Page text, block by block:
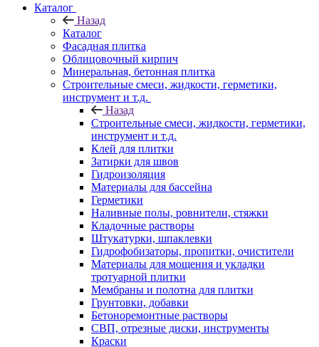
Каталог
Назад
Каталог
Фасадная плитка
Облицовочный кирпич
Минеральная, бетонная плитка
Строительные смеси, жидкости, герметики,
инструмент и т.д.
Назад
Строительные смеси, жидкости, герметики,
инструмент и т.д.
Клей для плитки
Затирки для швов
Гидроизоляция
Материалы для бассейна
Герметики
Наливные полы, ровнители, стяжки
Кладочные растворы
Штукатурки, шпаклевки
Гидрофобизаторы, пропитки, очистители
Материалы для мощения и укладки
тротуарной плитки
Мембраны и полотна для плитки
Грунтовки, добавки
Бетоноремонтные растворы
СВП, отрезные диски, инструменты
Краски